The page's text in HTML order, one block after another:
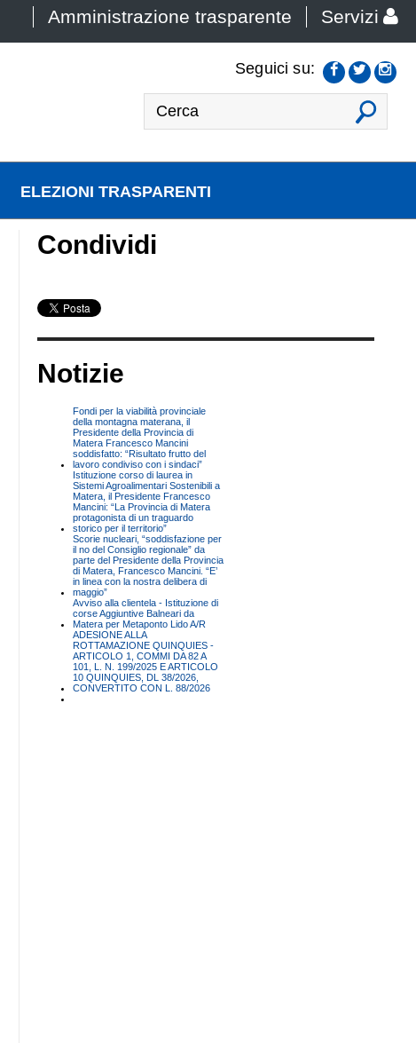
Amministrazione trasparente Servizi
VAI
Seguici su:
ELEZIONI TRASPARENTI
Condividi
Notizie
Fondi per la viabilità provinciale
della montagna materana, il
Presidente della Provincia di
Matera Francesco Mancini
soddisfatto: “Risultato frutto del
lavoro condiviso con i sindaci”
Istituzione corso di laurea in
Sistemi Agroalimentari Sostenibili a
Matera, il Presidente Francesco
Mancini: “La Provincia di Matera
protagonista di un traguardo
storico per il territorio”
Scorie nucleari, “soddisfazione per
il no del Consiglio regionale” da
parte del Presidente della Provincia
di Matera, Francesco Mancini. “E’
in linea con la nostra delibera di
maggio”
Avviso alla clientela - Istituzione di
corse Aggiuntive Balneari da
Matera per Metaponto Lido A/R
ADESIONE ALLA
ROTTAMAZIONE QUINQUIES -
ARTICOLO 1, COMMI DA 82 A
101, L. N. 199/2025 E ARTICOLO
10 QUINQUIES, DL 38/2026,
CONVERTITO CON L. 88/2026